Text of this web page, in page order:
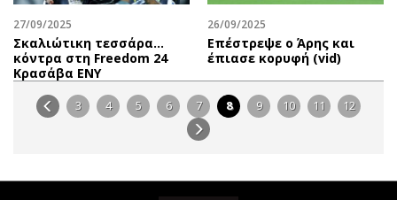
27/09/2025
Σκαλιώτικη τεσσάρα…
κόντρα στη Freedom 24
Κρασάβα ΕΝΥ
26/09/2025
Επέστρεψε ο Άρης και
έπιασε κορυφή (vid)
3 4 5 6 7 8 9 10 11 12